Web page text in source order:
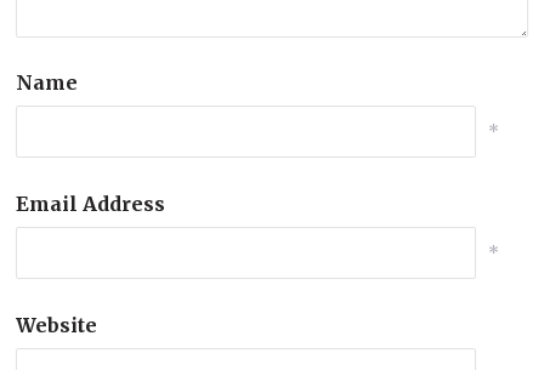
Name
*
Email Address
*
Website